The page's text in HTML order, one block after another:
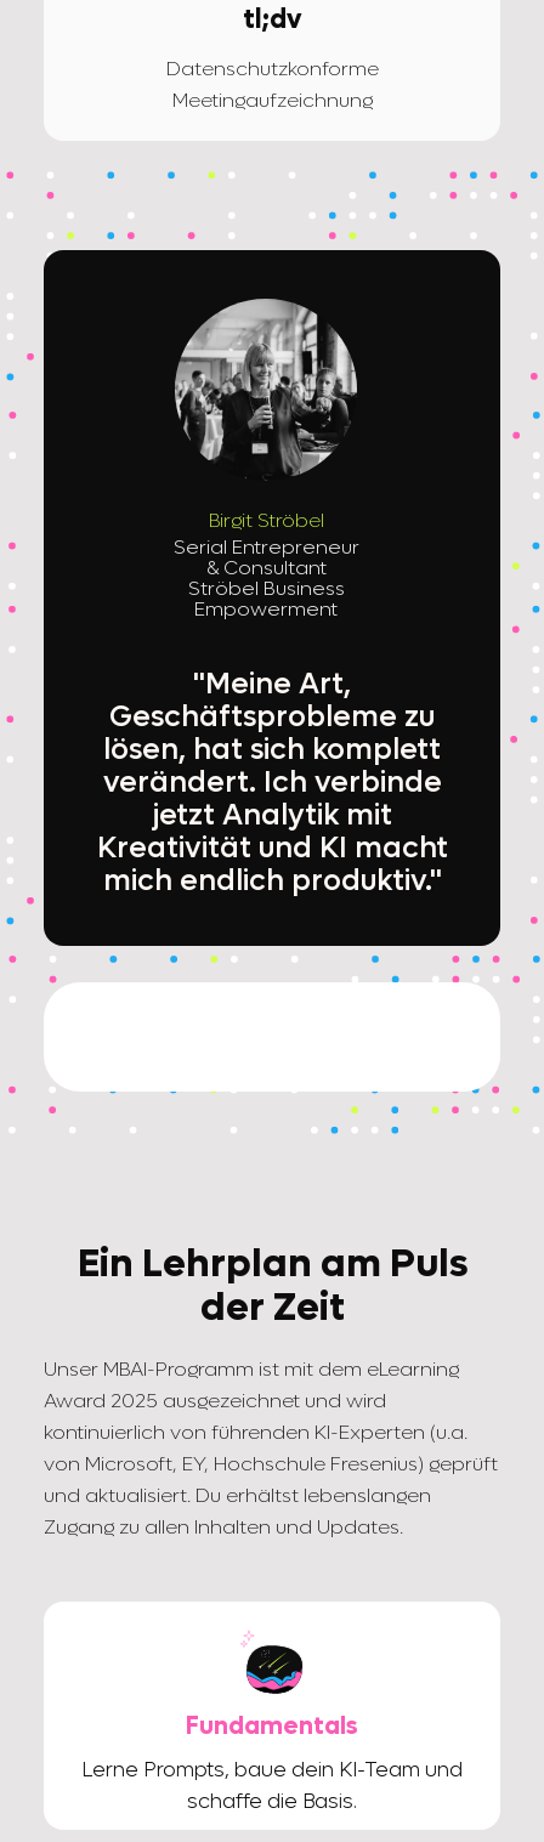
tl;dv
Datenschutzkonforme
Meetingaufzeichnung
"Meine Art,
Geschäftsprobleme zu
lösen, hat sich komplett
verändert. Ich verbinde
jetzt Analytik mit
Kreativität und KI macht
mich endlich produktiv."
Birgit Ströbel
Serial Entrepreneur
& Consultant
Ströbel Business
Empowerment
Ein Lehrplan am Puls
der Zeit
Unser MBAI-Programm ist mit dem eLearning
Award 2025 ausgezeichnet und wird
kontinuierlich von führenden KI-Experten (u.a.
von Microsoft, EY, Hochschule Fresenius) geprüft
und aktualisiert. Du erhältst lebenslangen
Zugang zu allen Inhalten und Updates.
Fundamentals
Lerne Prompts, baue dein KI-Team und
schaffe die Basis.